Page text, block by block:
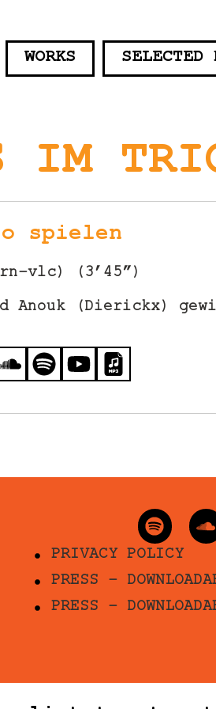
WORKS SELECTED
IM
spielen
vlc) (3’45”)
Anouk (Dierickx)
PRIVACY POLICY
PRESS -
PRESS -